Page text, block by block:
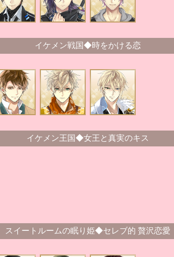
イケメン戦国◆時をかける恋
イケメン王国◆女王と真実のキス
スイートルームの眠り姫◆セレブ的 贅沢恋愛